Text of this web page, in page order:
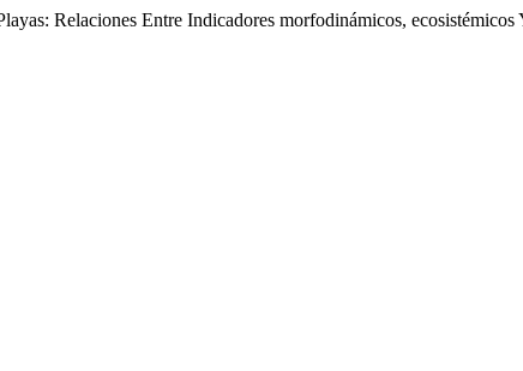
Relaciones Entre Indicadores morfodinámicos, ecosistémicos